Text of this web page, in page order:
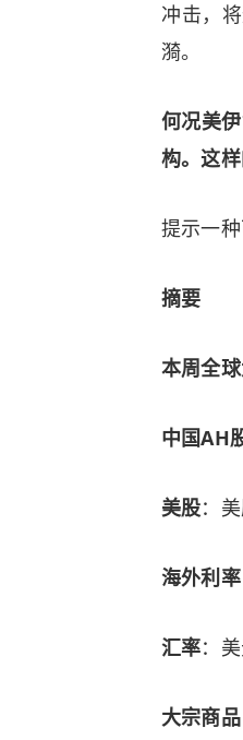
冲击，
漪。
何况美
构。这
提示一
摘要
本周全球
中国AH
美股：
海外利率
汇率：
大宗商品